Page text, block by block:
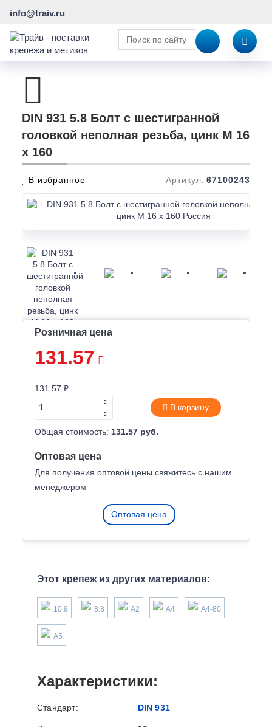
info@traiv.ru
DIN 931 5.8 Болт с шестигранной
головкой неполная резьба, цинк M 16
x 160
В избранное Артикул: 67100243
Розничная цена
131.57
131.57 ₽
В корзину
Общая стоимость: 131.57 руб.
Оптовая цена
Для получения оптовой цены свяжитесь с нашим
менеджером
Оптовая цена
Этот крепеж из других материалов:
10.9 8.8 А2 А4 А4-80
А5
Характеристики:
Стандарт: DIN 931